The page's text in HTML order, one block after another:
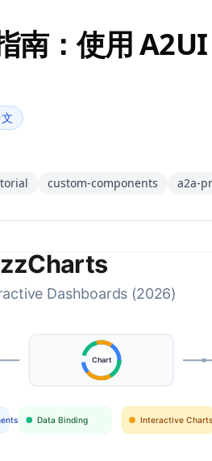
南：使用
custom-components a2a-